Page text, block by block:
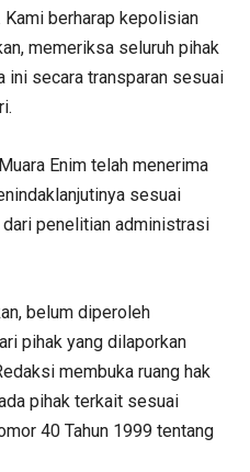
berharap kepolisian
memeriksa seluruh pihak
ini secara transparan sesuai
Enim telah menerima
sesuai
penelitian administrasi
belum diperoleh
pihak yang dilaporkan
membuka ruang hak
pihak terkait sesuai
40 Tahun 1999 tentang